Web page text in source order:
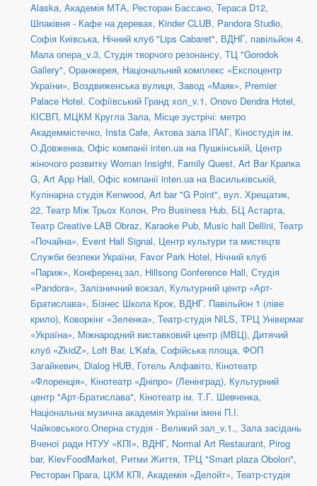
Alaska, Академія МТА, Ресторан Бассано, Тераса D12,
Шпаківня - Кафе на деревах, Kinder CLUB, Pandora Studio,
Софія Київська, Нічний клуб "Lips Cabaret", ВДНГ, павільйон 4,
Мала опера_v.3, Студія творчого резонансу, ТЦ "Gorodok
Gallery", Оранжерея, Національний комплекс «Експоцентр
України», Воздвиженська вулиця, Завод «Маяк», Premier
Palace Hotel. Софіївський Гранд хол_v.1, Onovo Dendra Hotel,
КІСВП, МЦКМ Кругла Зала, Місце зустрічі: метро
Академмістечко, Insta Cafe, Актова зала ІПАГ, Кіностудія ім.
О.Довженка, Офіс компанії inten.ua на Пушкінській, Центр
жіночого розвитку Woman Insight, Family Quest, Art Bar Крапка
G, Art App Hall, Офіс компанії inten.ua на Васильківській,
Кулінарна студія Kenwood, Art bar "G Point", вул. Хрещатик,
22, Театр Між Трьох Колон, Pro Business Hub, БЦ Астарта,
Театр Creative LAB Obraz, Karaoke Pub, Music hall Dellini, Театр
«Почайна», Event Hall Signal, Центр культури та мистецтв
Служби безпеки України, Favor Park Hotel, Нічний клуб
«Париж», Конференц зал, Hillsong Conference Hall, Студія
«Pandora», Залізничний вокзал, Культурний центр «Арт-
Братислава», Бізнес Школа Крок, ВДНГ. Павільйон 1 (ліве
крило), Коворкінг «Зеленка», Театр-студія NILS, ТРЦ Універмаг
«Україна», Міжнародний виставковий центр (МВЦ), Дитячий
клуб «ZkidZ», Loft Bar, L'Kafa, Софійська площа, ФОП
Загайкевич, Dialog HUB, Готель Алфавіто, Кінотеатр
«Флоренція», Кінотеатр «Дніпро» (Ленінград), Культурний
центр "Арт-Братислава", Кінотеатр ім. Т.Г. Шевченка,
Національна музична академія України імені П.І.
Чайковського.Оперна студія - Великий зал_v.1., Зала засідань
Вченої ради НТУУ «КПІ», ВДНГ, Normal Art Restaurant, Pirog
bar, KievFoodMarket, Ритми Життя, ТРЦ "Smart plaza Obolon",
Ресторан Прага, ЦКМ КПІ, Академія «Делойт», Театр-студія